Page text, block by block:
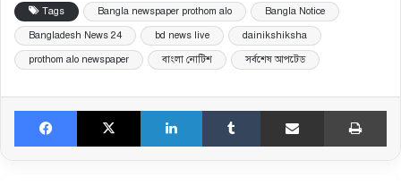
Tags Bangla newspaper prothom alo Bangla Notice
Bangladesh News 24 bd news live dainikshiksha
prothom alo newspaper বাংলা নোটিশ সর্বশেষ আপটেড
Facebook X LinkedIn Tumblr Share via Email